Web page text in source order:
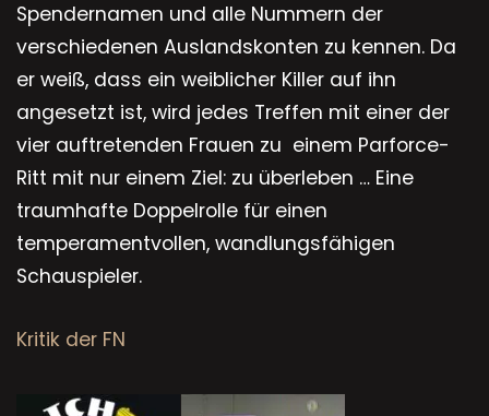
Spendernamen und alle Nummern der
verschiedenen Auslandskonten zu kennen. Da
er weiß, dass ein weiblicher Killer auf ihn
angesetzt ist, wird jedes Treffen mit einer der
vier auftretenden Frauen zu einem Parforce-
Ritt mit nur einem Ziel: zu überleben … Eine
traumhafte Doppelrolle für einen
temperamentvollen, wandlungsfähigen
Schauspieler.
Kritik der FN